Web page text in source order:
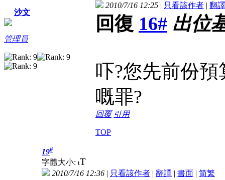
沙文
管理員
2010/7/16 12:25 | 只看該作者 | 翻譯
回復 16# 出位
吓?您先前份
嘅罪?
回覆 引用
TOP
19#
字體大小: tT
2010/7/16 12:36 | 只看該作者 | 翻譯 | 書面 | 简繁